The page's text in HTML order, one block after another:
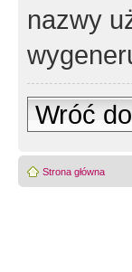
nazwy
Wróć
Strona główna